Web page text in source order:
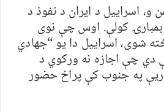
اسراییل د ایران د نفوذ د
بمبارۍ کولې. اوس چې نوی
شوی، اسراییل دا یو “جهادي
دي چې اجازه نه ‌ورکوي د
په جنوب کې پراخ حضور